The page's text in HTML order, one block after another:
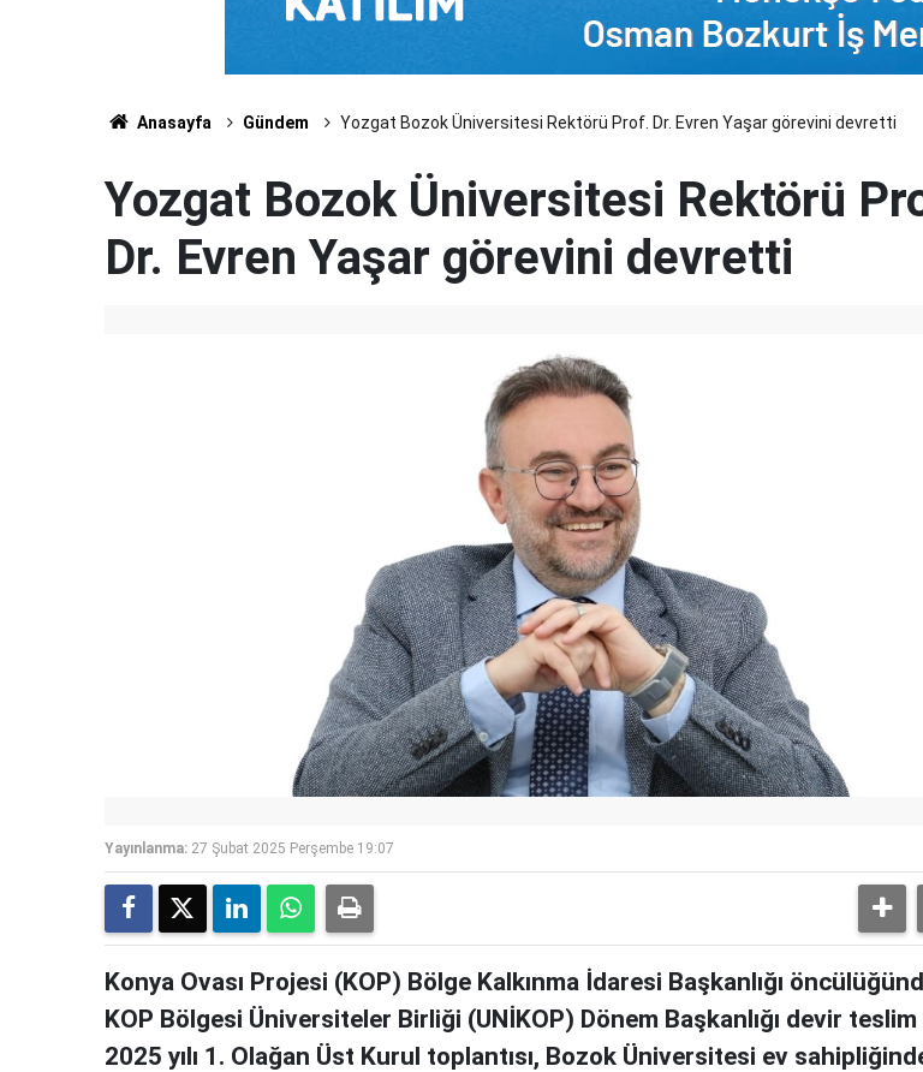
Anasayfa Gündem Yozgat Bozok Üniversitesi Rektörü Prof. Dr. Evren Yaşar görevini devretti
Yozgat Bozok Üniversitesi Rektörü
Dr. Evren Yaşar görevini devretti
Yayınlanma: 27 Şubat 2025 Perşembe 19:07
Konya Ovası Projesi (KOP) Bölge Kalkınma İdaresi Başkanlığı
KOP Bölgesi Üniversiteler Birliği (UNİKOP) Dönem Başkanlığı devir
2025 yılı 1. Olağan Üst Kurul toplantısı, Bozok Üniversitesi ev